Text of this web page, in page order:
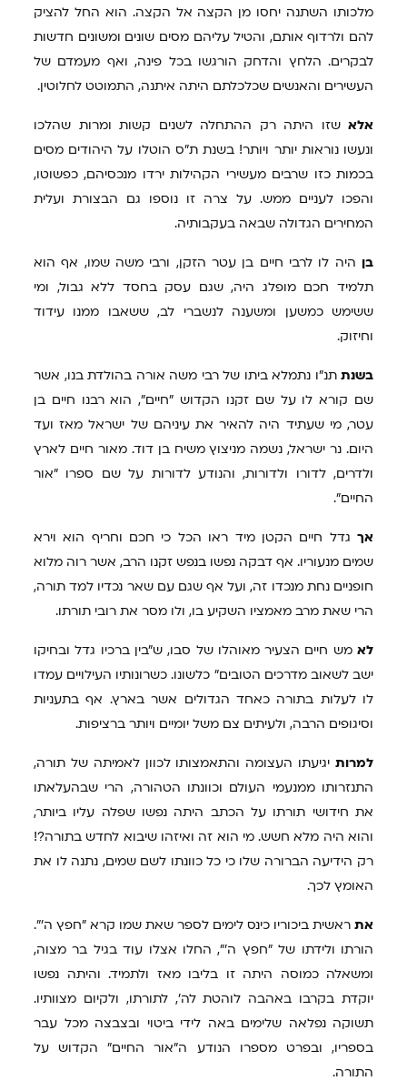
מלכותו השתנה יחסו מן הקצה אל הקצה. הוא החל להציק
להם ולרדוף אותם, והטיל עליהם מסים שונים ומשונים חדשות
לבקרים. הלחץ והדחק הורגשו בכל פינה, ואף מעמדם של
העשירים והאנשים שכלכלתם היתה איתנה, התמוטט לחלוטין.
אלא שזו היתה רק ההתחלה לשנים קשות ומרות שהלכו
ונעשו נוראות יותר ויותר! בשנת ת"ס הוטלו על היהודים מסים
בכמות כזו שרבים מעשירי הקהילות ירדו מנכסיהם, כפשוטו,
והפכו לעניים ממש. על צרה זו נוספו גם הבצורת ועלית
המחירים הגדולה שבאה בעקבותיה.
בן היה לו לרבי חיים בן עטר הזקן, ורבי משה שמו, אף הוא
תלמיד חכם מופלג היה, שגם עסק בחסד ללא גבול, ומי
ששימש כמשען ומשענה לנשברי לב, ששאבו ממנו עידוד
וחיזוק.
בשנת תנ"ו נתמלא ביתו של רבי משה אורה בהולדת בנו, אשר
שם קורא לו על שם זקנו הקדוש "חיים", הוא רבנו חיים בן
עטר, מי שעתיד היה להאיר את עיניהם של ישראל מאז ועד
היום. נר ישראל, נשמה מניצוץ משיח בן דוד. מאור חיים לארץ
ולדרים, לדורו ולדורות, והנודע לדורות על שם ספרו "אור
החיים".
אך גדל חיים הקטן מיד ראו הכל כי חכם וחריף הוא וירא
שמים מנעוריו. אף דבקה נפשו בנפש זקנו הרב, אשר רוה מלוא
חופניים נחת מנכדו זה, ועל אף שגם עם שאר נכדיו למד תורה,
הרי שאת מרב מאמציו השקיע בו, ולו מסר את רובי תורתו.
לא מש חיים הצעיר מאוהלו של סבו, ש"בין ברכיו גדל ובחיקו
ישב לשאוב מדרכים הטובים" כלשונו. כשרונותיו העילויים עמדו
לו לעלות בתורה כאחד הגדולים אשר בארץ. אף בתעניות
וסיגופים הרבה, ולעיתים צם משל יומיים ויותר ברציפות.
למרות יגיעתו העצומה והתאמצותו לכוון לאמיתה של תורה,
התנזרותו ממנעמי העולם וכוונתו הטהורה, הרי שבהעלאתו
את חידושי תורתו על הכתב היתה נפשו שפלה עליו ביותר,
והוא היה מלא חשש. מי הוא זה ואיזהו שיבוא לחדש בתורה?!
רק הידיעה הברורה שלו כי כל כוונתו לשם שמים, נתנה לו את
האומץ לכך.
את ראשית ביכוריו כינס לימים לספר שאת שמו קרא "חפץ ה'".
הורתו ולידתו של "חפץ ה'", החלו אצלו עוד בגיל בר מצוה,
ומשאלה כמוסה היתה זו בליבו מאז ולתמיד. והיתה נפשו
יוקדת בקרבו באהבה לוהטת לה', לתורתו, ולקיום מצוותיו.
תשוקה נפלאה שלימים באה לידי ביטוי ובצבצה מכל עבר
בספריו, ובפרט מספרו הנודע ה"אור החיים" הקדוש על
התורה.